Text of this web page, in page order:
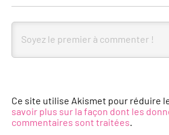
Ce site utilise Akismet pour réduire
savoir plus sur la façon dont les
commentaires sont traitées.